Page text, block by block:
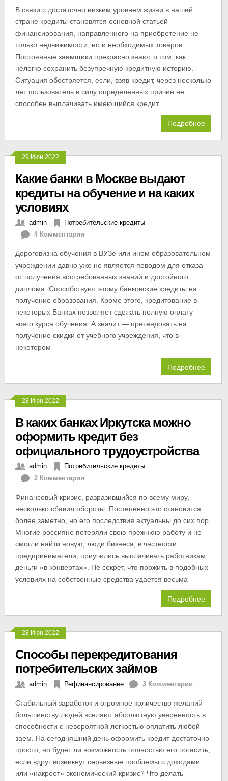
В связи с достаточно низким уровнем жизни в нашей
стране кредиты становятся основной статьей
финансирования, направленного на приобретение не
только недвижимости, но и необходимых товаров.
Постоянные заемщики прекрасно знают о том, как
нелегко сохранить безупречную кредитную историю.
Ситуация обостряется, если, взяв кредит, через несколько
лет пользователь в силу определенных причин не
способен выплачивать имеющийся кредит.
Подробнее
29 Июн 2022
Какие банки в Москве выдают
кредиты на обучение и на каких
условиях
admin
Потребительские кредиты
4 Комментарии
Дороговизна обучения в ВУЗе или ином образовательном
учреждении давно уже не является поводом для отказа
от получения востребованных знаний и достойного
диплома. Способствуют этому банковские кредиты на
получение образования. Кроме этого, кредитование в
некоторых Банках позволяет сделать полную оплату
всего курса обучения. А значит — претендовать на
получение скидки от учебного учреждения, что в
некотором
Подробнее
28 Июн 2022
В каких банках Иркутска можно
оформить кредит без
официального трудоустройства
admin
Потребительские кредиты
2 Комментарии
Финансовый кризис, разразившийся по всему миру,
несколько сбавил обороты. Постепенно это становится
более заметно, но его последствия актуальны до сих пор.
Многие россияне потеряли свою прежнюю работу и не
смогли найти новую, люди бизнеса, в частности
предприниматели, приучились выплачивать работникам
деньги «в конвертах». Не секрет, что прожить в подобных
условиях на собственные средства удается весьма
Подробнее
28 Июн 2022
Способы перекредитования
потребительских займов
admin Рефинансирование 3 Комментарии
Стабильный заработок и огромное количество желаний
большинству людей вселяют абсолютную уверенность в
способности с невероятной легкостью оплатить любой
заем. На сегодняшний день оформить кредит достаточно
просто, но будет ли возможность полностью его погасить,
если вдруг возникнут серьезные проблемы с доходами
или «накроет» экономический кризис? Что делать